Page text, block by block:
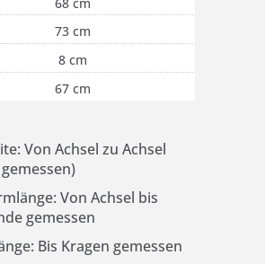
73 cm
8 cm
67 cm
Von Achsel zu Achsel
Von Achsel bis
gemessen
Bis Kragen gemessen